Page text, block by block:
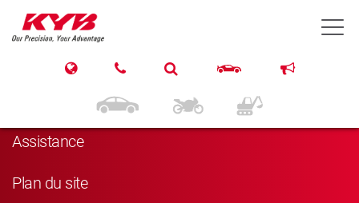
Navigation
Assistance
Plan du site